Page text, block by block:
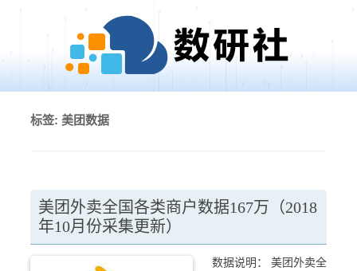
标签: 美团数据
美团外卖全国各类商户数据167万（2018
年10月份采集更新）
数据说明： 美团外卖全